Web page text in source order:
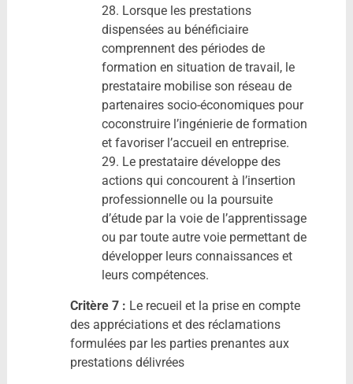
28. Lorsque les prestations
dispensées au bénéficiaire
comprennent des périodes de
formation en situation de travail, le
prestataire mobilise son réseau de
partenaires socio-économiques pour
coconstruire l’ingénierie de formation
et favoriser l’accueil en entreprise.
29. Le prestataire développe des
actions qui concourent à l’insertion
professionnelle ou la poursuite
d’étude par la voie de l’apprentissage
ou par toute autre voie permettant de
développer leurs connaissances et
leurs compétences.
Critère 7 : Le recueil et la prise en compte
des appréciations et des réclamations
formulées par les parties prenantes aux
prestations délivrées